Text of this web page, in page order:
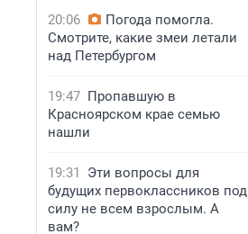
20:06
Погода помогла.
Смотрите, какие змеи летали
над Петербургом
19:47 Пропавшую в
Красноярском крае семью
нашли
19:31
Эти вопросы для
будущих первоклассников под
силу не всем взрослым. А
вам?